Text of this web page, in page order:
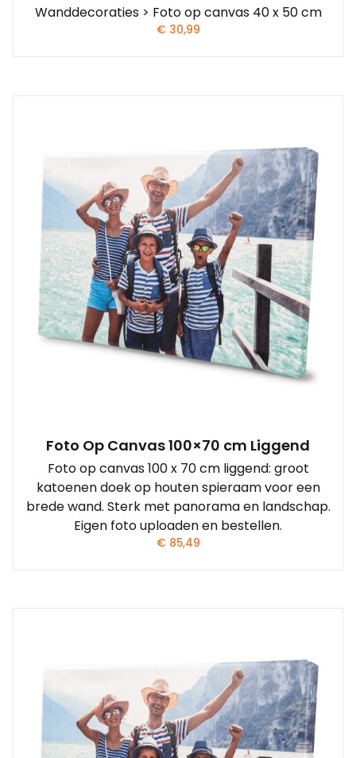
Wanddecoraties > Foto op canvas 40 x 50 cm
€30,99
Foto Op Canvas 100×70 cm Liggend
Foto op canvas 100 x 70 cm liggend: groot
katoenen doek op houten spieraam voor een
brede wand. Sterk met panorama en landschap.
Eigen foto uploaden en bestellen.
€85,49